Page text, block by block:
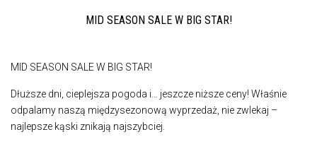
MID SEASON SALE W BIG STAR!
MID SEASON SALE W BIG STAR!
Dłuższe dni, cieplejsza pogoda i… jeszcze niższe ceny! Właśnie
odpalamy naszą międzysezonową wyprzedaż, nie zwlekaj –
najlepsze kąski znikają najszybciej.